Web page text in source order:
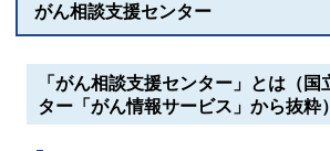
がん相談支援センター
「がん相談支援センター」とは（国
ター「がん情報サービス」から抜粋